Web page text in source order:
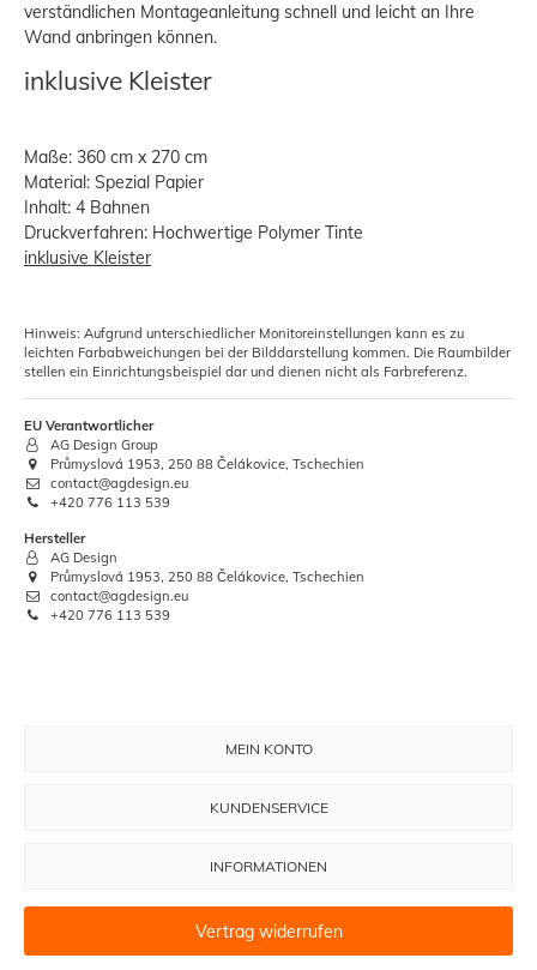
verständlichen Montageanleitung schnell und leicht an Ihre
Wand anbringen können.
inklusive Kleister
Maße: 360 cm x 270 cm
Material: Spezial Papier
Inhalt: 4 Bahnen
Druckverfahren: Hochwertige Polymer Tinte
inklusive Kleister
Hinweis: Aufgrund unterschiedlicher Monitoreinstellungen kann es zu
leichten Farbabweichungen bei der Bilddarstellung kommen. Die Raumbilder
stellen ein Einrichtungsbeispiel dar und dienen nicht als Farbreferenz.
EU Verantwortlicher
AG Design Group
Průmyslová 1953, 250 88 Čelákovice, Tschechien
contact@agdesign.eu
+420 776 113 539
Hersteller
AG Design
Průmyslová 1953, 250 88 Čelákovice, Tschechien
contact@agdesign.eu
+420 776 113 539
MEIN KONTO
KUNDENSERVICE
INFORMATIONEN
Vertrag widerrufen